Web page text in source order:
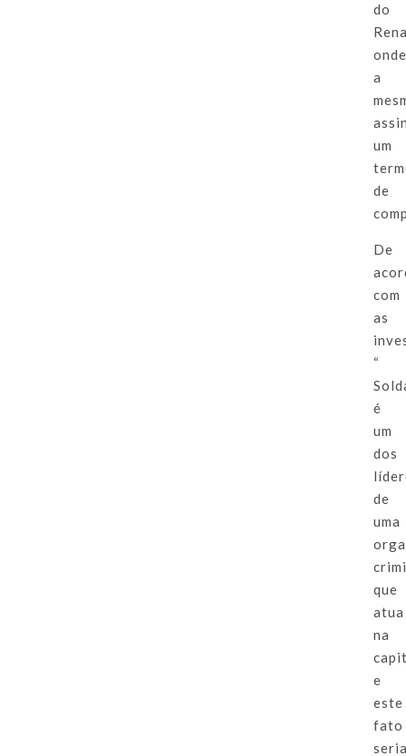
do
a
um
de
De
com
as
“
é
um
dos
de
uma
que
atua
na
e
este
fato